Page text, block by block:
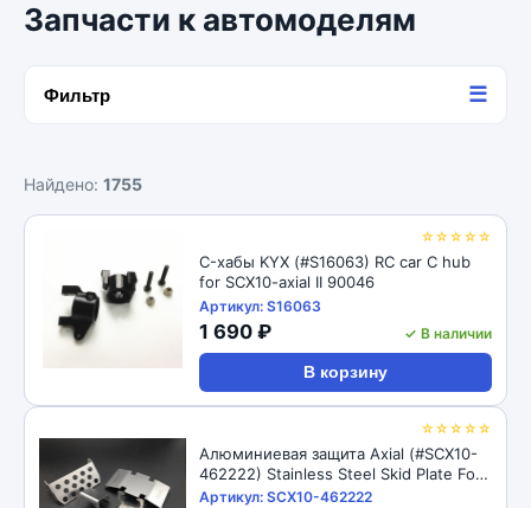
Запчасти к автомоделям
Фильтр ☰
Найдено: 1755
☆☆☆☆☆
C-хабы KYX (#S16063) RC car C hub
for SCX10-axial II 90046
Артикул: S16063
1 690 ₽ ✓ В наличии
В корзину
☆☆☆☆☆
Алюминиевая защита Axial (#SCX10-
462222) Stainless Steel Skid Plate For
For Axial SCX10 II AX90046
Артикул: SCX10-462222